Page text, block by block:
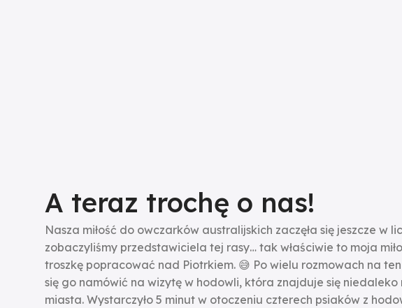
A teraz trochę o nas!
Nasza miłość do owczarków australijskich zaczęła się jeszcze w
zobaczyliśmy przedstawiciela tej rasy… tak właściwie to moja
troszkę popracować nad Piotrkiem. 😅 Po wielu rozmowach na
się go namówić na wizytę w hodowli, która znajduje się
miasta. Wystarczyło 5 minut w otoczeniu czterech psiaków z